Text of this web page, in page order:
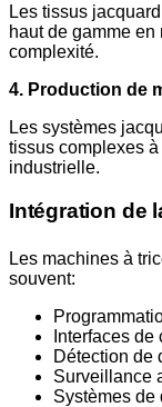
Les tissus
haut de gamme
complexité.
4. Production de
Les systèmes
tissus complexes
industrielle.
Intégration de
Les machines à
souvent:
Interfaces
Détection de
Surveillance
Systèmes de